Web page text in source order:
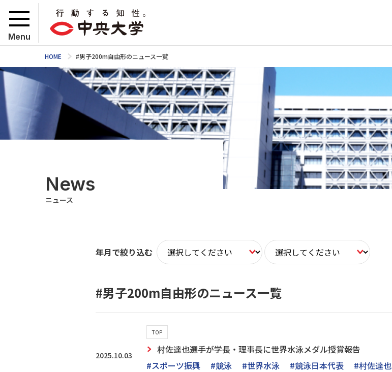
Menu
HOME #男子200m自由形のニュース一覧
News
ニュース
年月で絞り込む
#男子200m自由形のニュース一覧
2025.10.03
TOP
村佐達也選手が学長・理事長に世界水泳メダル授賞報告
#スポーツ振興
#競泳 #世界水泳 #競泳日本代表 #村佐達也